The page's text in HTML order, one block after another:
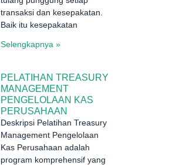
transaksi dan kesepakatan.
Baik itu kesepakatan
Selengkapnya »
PELATIHAN TREASURY
MANAGEMENT
PENGELOLAAN KAS
PERUSAHAAN
Deskripsi Pelatihan Treasury
Management Pengelolaan
Kas Perusahaan adalah
program komprehensif yang